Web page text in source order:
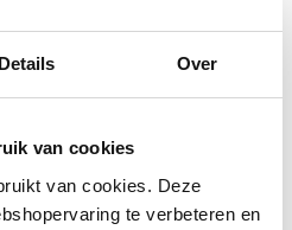
Details Over
van cookies
van cookies. Deze
te verbeteren en